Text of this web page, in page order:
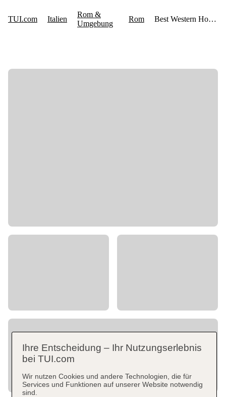
Ihre Entscheidung – Ihr Nutzungserlebnis
bei TUI.com
Wir nutzen Cookies und andere Technologien, die für
Services und Funktionen auf unserer Website notwendig
sind.